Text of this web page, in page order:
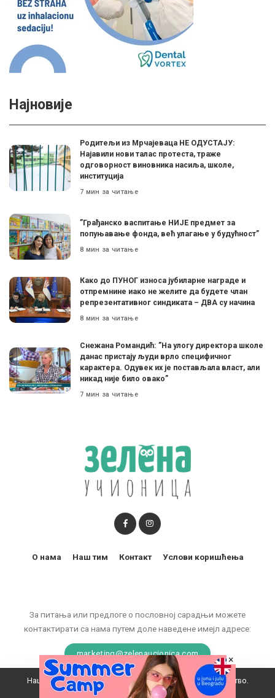
Најновије
Родитељи из Мрчајеваца НЕ ОДУСТАЈУ:
Најавили нови талас протеста, траже
одговорност виновника насиља, школе,
институција
7 мин за читање
”Грађанско васпитање НИЈЕ предмет за
попуњавање фонда, већ улагање у будућност”
8 мин за читање
Како до ПУНОГ износа јубиларне награде и
отпремнине иако не желите да будете члан
репрезентативног синдиката – ДВА су начина
8 мин за читање
Снежана Романдић: ”На улогу директора школе
данас пристају људи врло специфичног
карактера. Одувек их је постављала власт, али
никад није било овако”
7 мин за читање
За питања или предлоге о пословној сарадњи можете
контактирати са нама путем доле наведене имејл адресе:
marketing@zelenaucionica.com
О нама Наш тим Контакт Услови коришћења
Наш вебсајт користи колачиће да побољша ваше искуство.
×